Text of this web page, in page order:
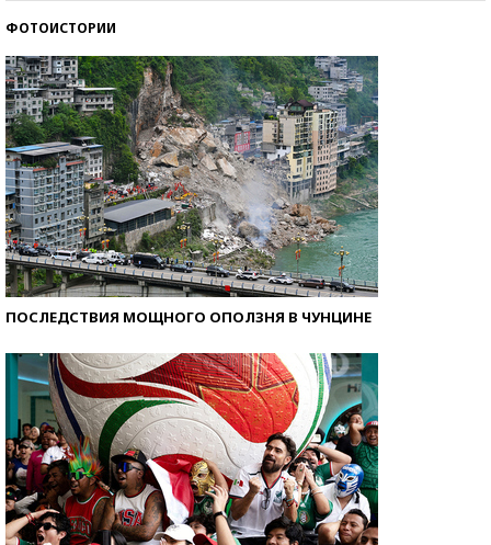
ФОТОИСТОРИИ
ПОСЛЕДСТВИЯ МОЩНОГО ОПОЛЗНЯ В ЧУНЦИНЕ